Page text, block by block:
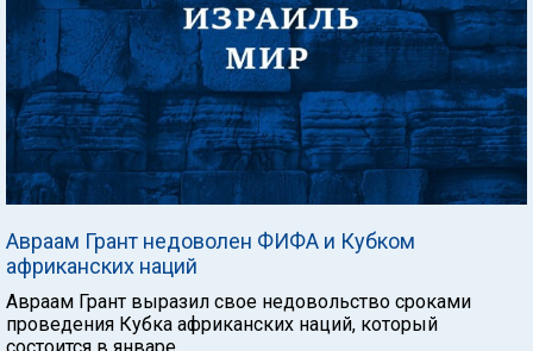
Авраам Грант недоволен ФИФА и Кубком
африканских наций
Авраам Грант выразил свое недовольство сроками
проведения Кубка африканских наций, который